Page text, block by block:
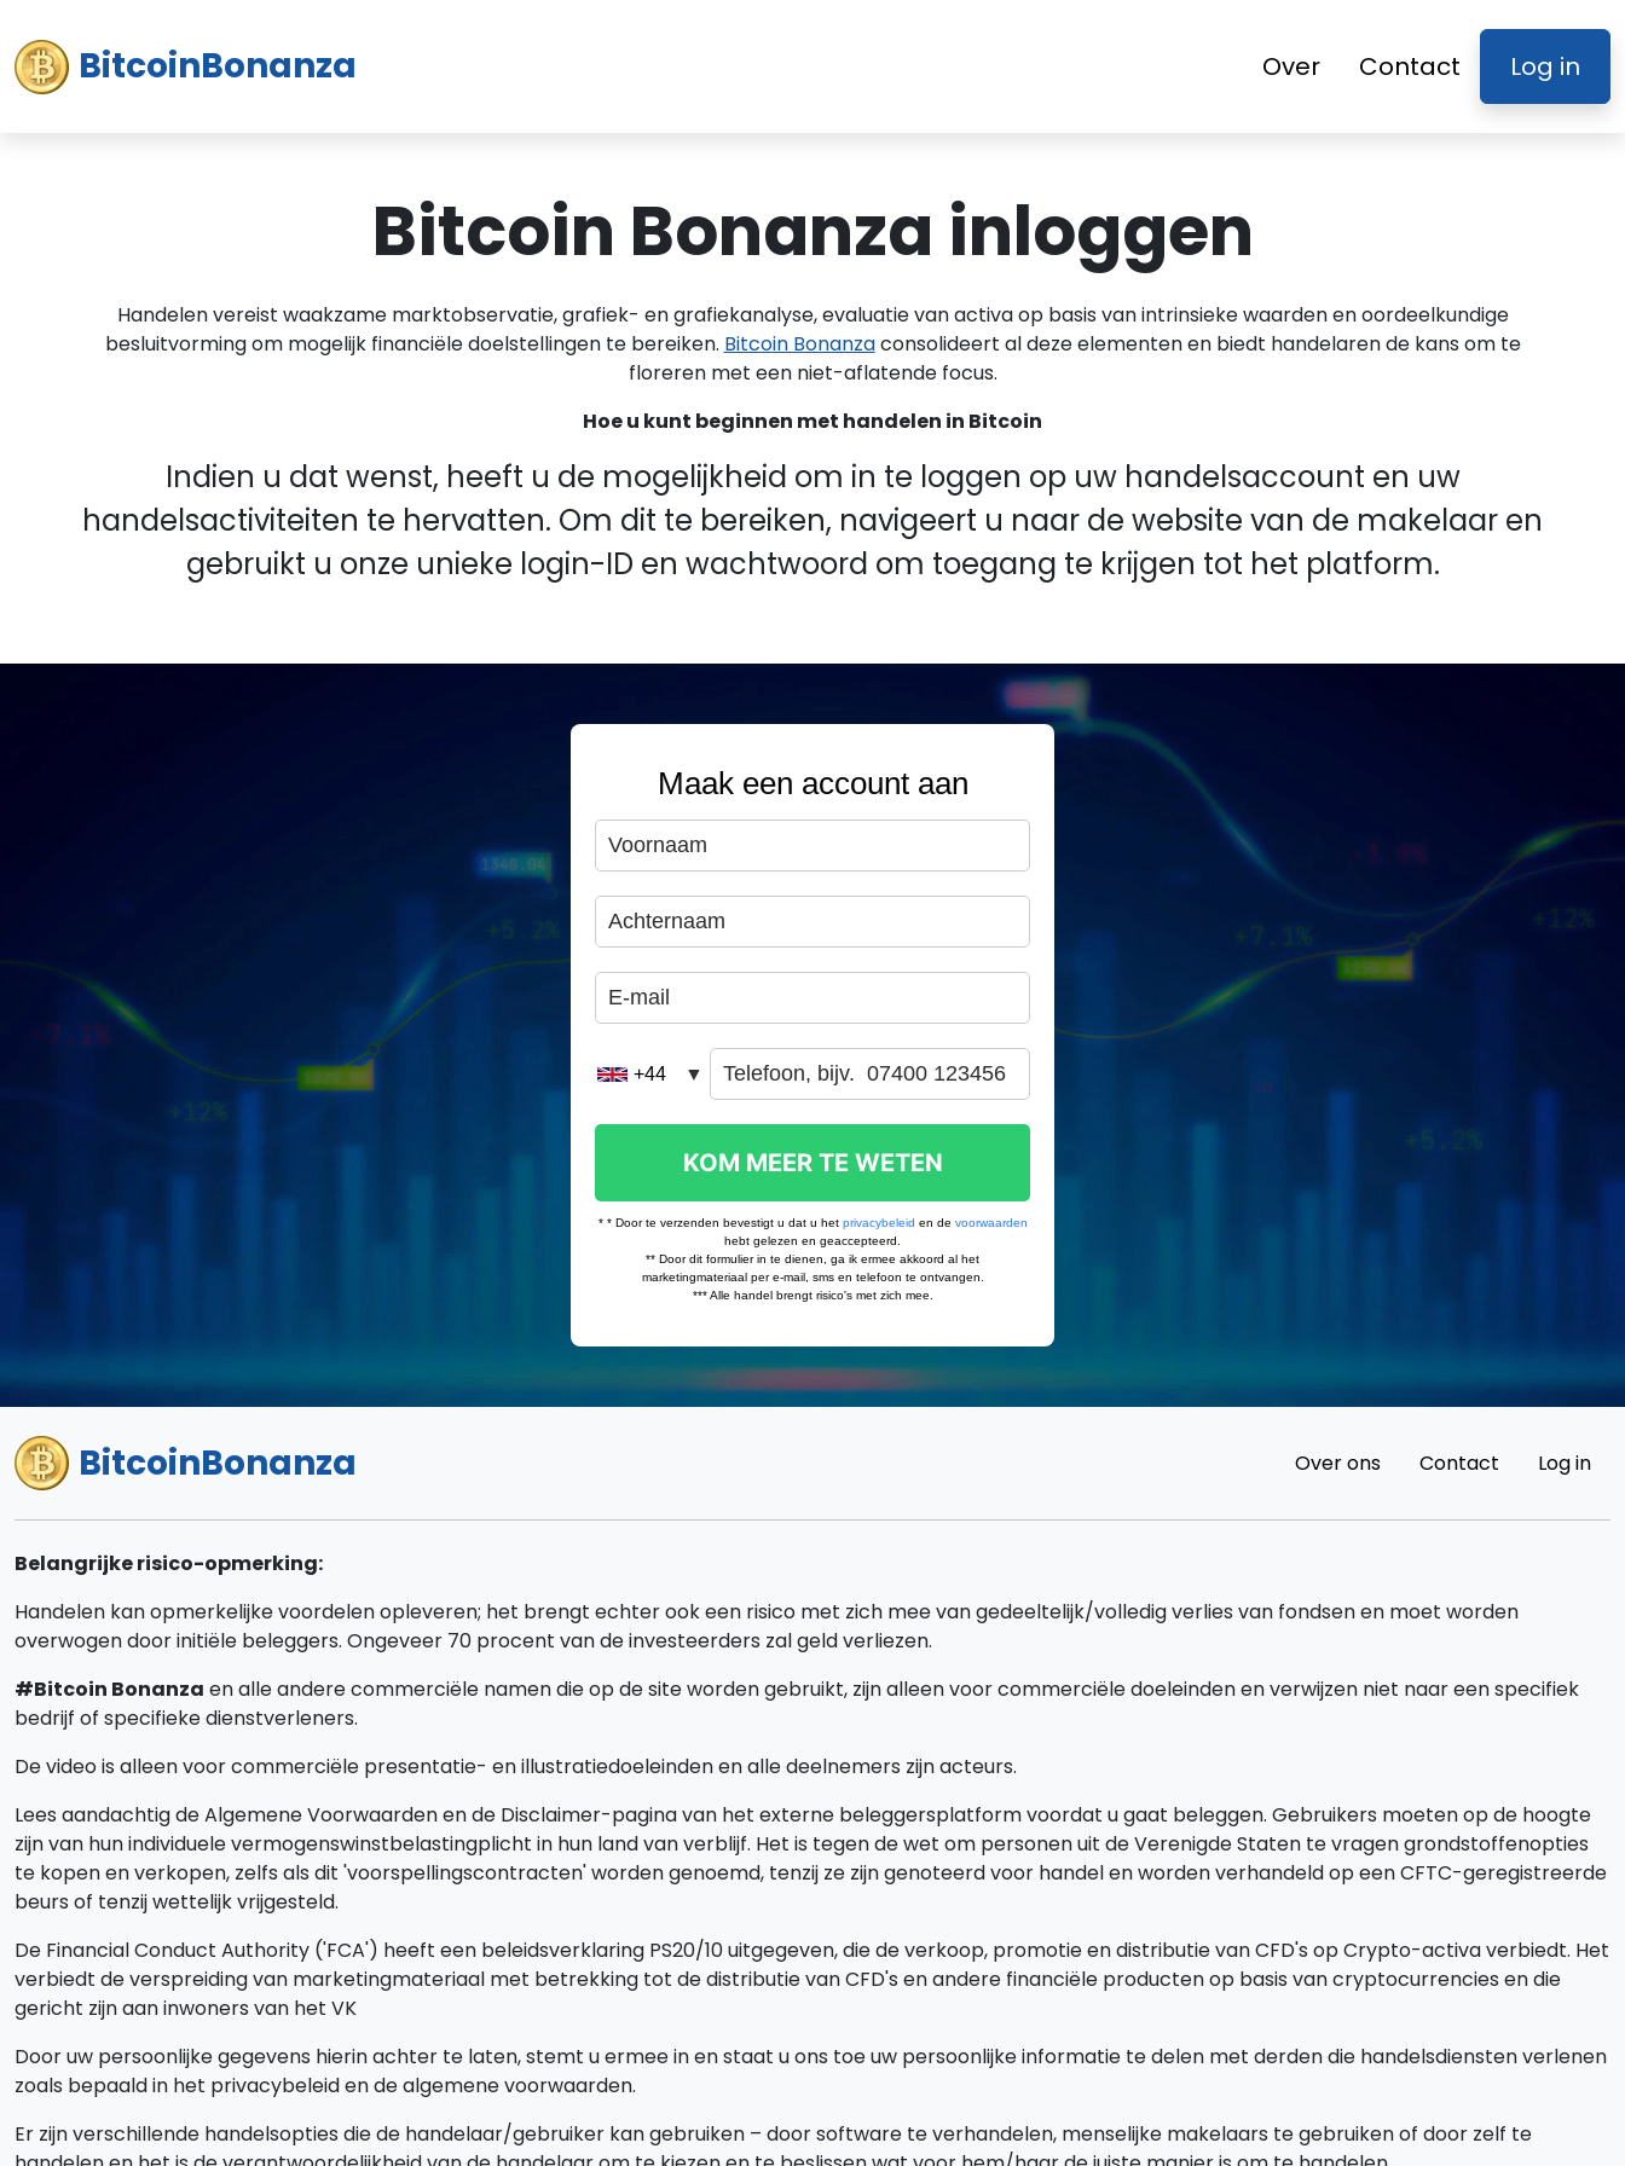
BitcoinBonanza Over Contact Log in
Bitcoin Bonanza inloggen
Handelen vereist waakzame marktobservatie, grafiek- en grafiekanalyse, evaluatie van activa op basis van intrinsieke waarden en oordeelkundige
besluitvorming om mogelijk financiële doelstellingen te bereiken. Bitcoin Bonanzaconsolideert al deze elementen en biedt handelaren de kans om te
floreren met een niet-aflatende focus.
Hoe u kunt beginnen met handelen in Bitcoin
Indien u dat wenst, heeft u de mogelijkheid om in te loggen op uw handelsaccount en uw
handelsactiviteiten te hervatten. Om dit te bereiken, navigeert u naar de website van de makelaar en
gebruikt u onze unieke login-ID en wachtwoord om toegang te krijgen tot het platform.
BitcoinBonanza Over ons Contact Log in
Belangrijke risico-opmerking:
Handelen kan opmerkelijke voordelen opleveren; het brengt echter ook een risico met zich mee van gedeeltelijk/volledig verlies van fondsen en moet worden
overwogen door initiële beleggers. Ongeveer 70 procent van de investeerders zal geld verliezen.
#Bitcoin Bonanza en alle andere commerciële namen die op de site worden gebruikt, zijn alleen voor commerciële doeleinden en verwijzen niet naar een specifiek
bedrijf of specifieke dienstverleners.
De video is alleen voor commerciële presentatie- en illustratiedoeleinden en alle deelnemers zijn acteurs.
Lees aandachtig de Algemene Voorwaarden en de Disclaimer-pagina van het externe beleggersplatform voordat u gaat beleggen. Gebruikers moeten op de hoogte
zijn van hun individuele vermogenswinstbelastingplicht in hun land van verblijf. Het is tegen de wet om personen uit de Verenigde Staten te vragen grondstoffenopties
te kopen en verkopen, zelfs als dit 'voorspellingscontracten' worden genoemd, tenzij ze zijn genoteerd voor handel en worden verhandeld op een CFTC-geregistreerde
beurs of tenzij wettelijk vrijgesteld.
De Financial Conduct Authority ('FCA') heeft een beleidsverklaring PS20/10 uitgegeven, die de verkoop, promotie en distributie van CFD's op Crypto-activa verbiedt. Het
verbiedt de verspreiding van marketingmateriaal met betrekking tot de distributie van CFD's en andere financiële producten op basis van cryptocurrencies en die
gericht zijn aan inwoners van het VK
Door uw persoonlijke gegevens hierin achter te laten, stemt u ermee in en staat u ons toe uw persoonlijke informatie te delen met derden die handelsdiensten verlenen
zoals bepaald in het privacybeleid en de algemene voorwaarden.
Er zijn verschillende handelsopties die de handelaar/gebruiker kan gebruiken – door software te verhandelen, menselijke makelaars te gebruiken of door zelf te